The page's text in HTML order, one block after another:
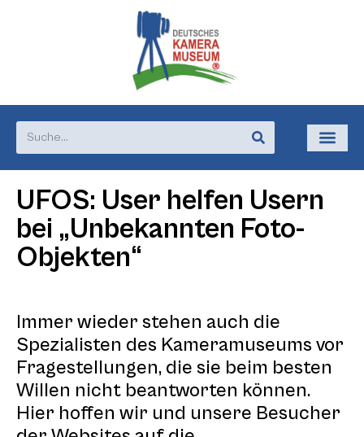
UFOS: User helfen Usern
bei „Unbekannten Foto-
Objekten“
Immer wieder stehen auch die
Spezialisten des Kameramuseums vor
Fragestellungen, die sie beim besten
Willen nicht beantworten können.
Hier hoffen wir und unsere Besucher